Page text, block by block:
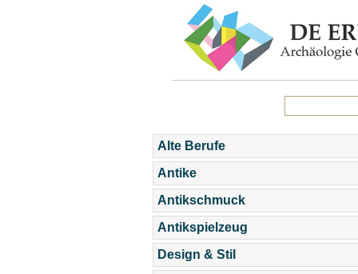
Alte Berufe
Antike
Antikschmuck
Antikspielzeug
Design & Stil